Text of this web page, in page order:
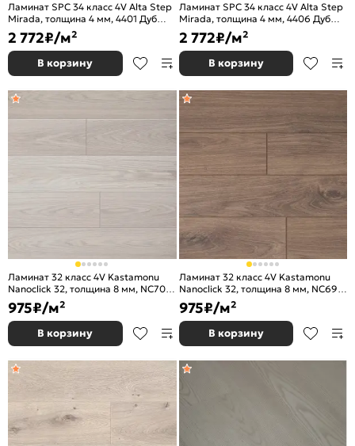
Ламинат SPC 34 класс 4V Alta Step
Mirada, толщина 4 мм, 4401 Дуб
сибирский
2 772₽/м²
В корзину
Ламинат SPC 34 класс 4V Alta Step
Mirada, толщина 4 мм, 4406 Дуб
румынский
2 772₽/м²
В корзину
Ламинат 32 класс 4V Kastamonu
Nanoclick 32, толщина 8 мм, NC70
Дуб Каслин
975₽/м²
В корзину
Ламинат 32 класс 4V Kastamonu
Nanoclick 32, толщина 8 мм, NC69
Дуб Арчер
975₽/м²
В корзину